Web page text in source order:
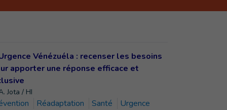
Jota / HI
Réadaptation Santé Urgence